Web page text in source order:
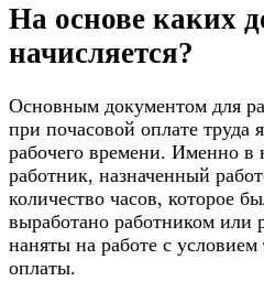
На основе каких
начисляется?
Основным документом для
при почасовой оплате труда
рабочего времени. Именно в
работник, назначенный
количество часов, которое
выработано работником или
наняты на работе с
оплаты.